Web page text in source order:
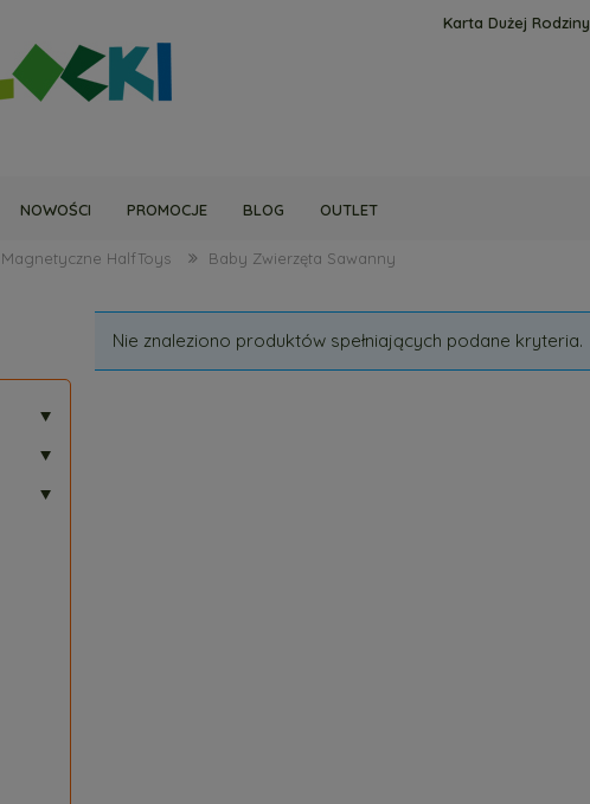
Karta Dużej Rodziny
NOWOŚCI PROMOCJE BLOG OUTLET
Magnetyczne HalfToys Baby Zwierzęta Sawanny
Nie znaleziono produktów spełniających podane kryteria.